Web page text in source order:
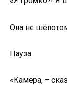
Она не
Пауза.
«Камера, –